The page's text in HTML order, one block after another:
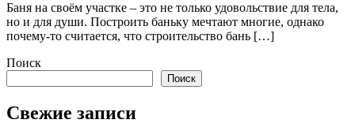
Баня на своём участке – это не только удовольствие для тела,
но и для души. Построить баньку мечтают многие, однако
почему-то считается, что строительство бань […]
Поиск
Поиск
Свежие записи